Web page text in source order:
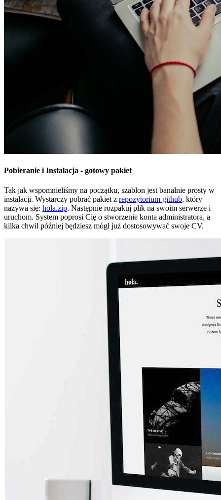
Pobieranie i Instalacja - gotowy pakiet
Tak jak wspomnieliśmy na początku, szablon jest banalnie prosty w
instalacji. Wystarczy pobrać pakiet z repozytorium github, który
nazywa się: hola.zip. Następnie rozpakuj plik na swoim serwerze i
uruchom. System poprosi Cię o stworzenie konta administratora, a
kilka chwil później będziesz mógł już dostosowywać swoje CV.